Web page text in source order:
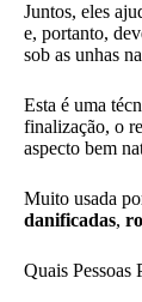
Juntos, eles
e, portanto,
sob as unhas
Esta é uma
finalização, o
aspecto bem
Muito usada
danificadas,
Quais Pessoas